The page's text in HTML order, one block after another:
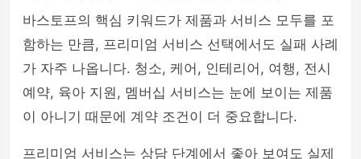
바스토프의 핵심 키워드가 제품과 서비스 모두를 포
함하는 만큼, 프리미엄 서비스 선택에서도 실패 사례
가 자주 나옵니다. 청소, 케어, 인테리어, 여행, 전시
예약, 육아 지원, 멤버십 서비스는 눈에 보이는 제품
이 아니기 때문에 계약 조건이 더 중요합니다.
프리미엄 서비스는 상담 단계에서 좋아 보여도 실제